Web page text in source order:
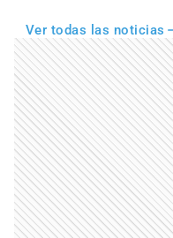
Ver todas las noticias